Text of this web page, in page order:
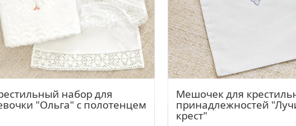
Быстрый просмотр
набор для
"Ольга" с полотенцем
Быстрый
Серебряная ложка
трапезой"
Быстрый просмотр
для крестильных
"Крест с
Быстрый
Мешочек для
принадлежностей
крест"